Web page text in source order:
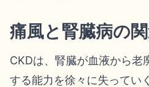
痛風と腎臓病の
CKDは、腎臓が血液から老
する能力を徐々に失ってい